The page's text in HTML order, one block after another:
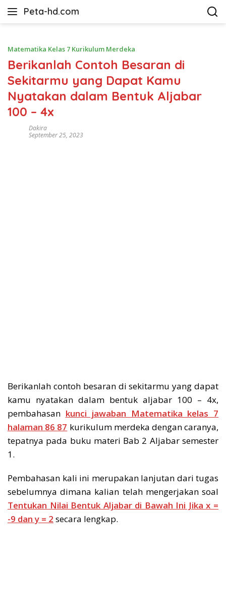
Peta-hd.com
Kumpulan
HD
Matematika Kelas 7 Kurikulum Merdeka
Berikanlah Contoh Besaran di
Sekitarmu yang Dapat Kamu
Nyatakan dalam Bentuk Aljabar
100 – 4x
Dakira
September 25, 2023
Berikanlah contoh besaran di sekitarmu yang dapat
kamu nyatakan dalam bentuk aljabar 100 – 4x,
pembahasan kunci jawaban Matematika kelas 7
halaman 86 87 kurikulum merdeka dengan caranya,
tepatnya pada buku materi Bab 2 Aljabar semester
1.
Pembahasan kali ini merupakan lanjutan dari tugas
sebelumnya dimana kalian telah mengerjakan soal
Tentukan Nilai Bentuk Aljabar di Bawah Ini Jika x =
-9 dan y = 2 secara lengkap.